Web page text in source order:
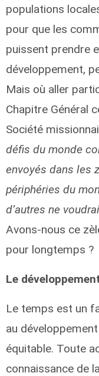
populations
pour que les
puissent prendre
développement,
Mais où aller
Chapitre Général
Société
défis du monde
envoyés dans les
périphéries du
d’autres ne
Avons-nous ce
pour longtemps ?
Le
Le temps est un
au
équitable. Toute
connaissance de